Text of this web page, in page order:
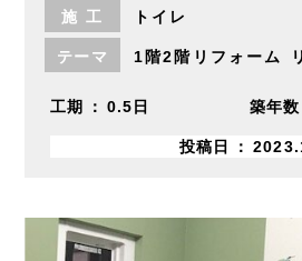
施工 トイレ
テーマ 1階2階リフォーム
工期 0.5日 築年数
投稿日